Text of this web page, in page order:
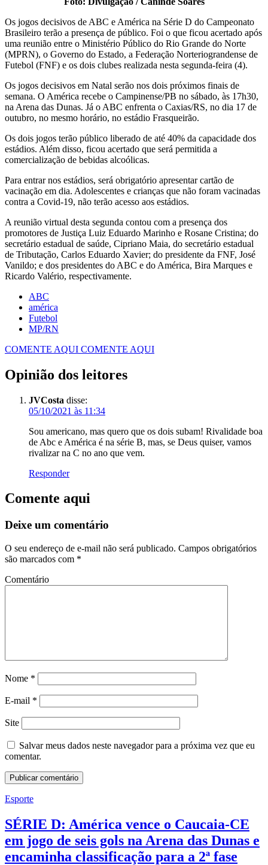
Os jogos decisivos de ABC e América na Série D do Campeonato
Brasileiro terão a presença de público. Foi o que ficou acertado após
uma reunião entre o Ministério Público do Rio Grande do Norte
(MPRN), o Governo do Estado, a Federação Norteriograndense de
Futebol (FNF) e os dois clubes realizada nesta segunda-feira (4).
Os jogos decisivos em Natal serão nos dois próximos finais de
semana. O América recebe o Campinense/PB no sábado, às 17h30,
na Arena das Dunas. Já o ABC enfrenta o Caxias/RS, no dia 17 de
outubro, no mesmo horário, no estádio Frasqueirão.
Os dois jogos terão público liberado de até 40% da capacidade dos
estádios. Além disso, ficou acertado que será permitida a
comercialização de bebidas alcoólicas.
Para entrar nos estádios, será obrigatório apresentar cartão de
vacinação em dia. Adolescentes e crianças que não foram vacinadas
contra a Covid-19, não terão acesso aos estádios.
A reunião virtual desta segunda contou com a presença dos
promotores de Justiça Luiz Eduardo Marinho e Rosane Cristina; do
secretário estadual de saúde, Cipriano Maia, do secretário estadual
de Tributação, Carlos Eduardo Xavier; do presidente da FNF, José
Vanildo; e dos presidentes do ABC e do América, Bira Marques e
Ricardo Valério, respectivamente.
ABC
américa
Futebol
MP/RN
COMENTE AQUI COMENTE AQUI
Opinião dos leitores
JVCosta disse:
05/10/2021 às 11:34
Sou americano, mas quero que os dois subam! Rivalidade boa
de Abc e América é na série B, mas, se Deus quiser, vamos
rivalizar na C no ano que vem.
Responder
Comente aqui
Deixe um comentário
O seu endereço de e-mail não será publicado. Campos obrigatórios
são marcados com *
Comentário
Nome *
E-mail *
Site
Salvar meus dados neste navegador para a próxima vez que eu
comentar.
Esporte
SÉRIE D: América vence o Caucaia-CE
em jogo de seis gols na Arena das Dunas e
encaminha classificação para a 2ª fase